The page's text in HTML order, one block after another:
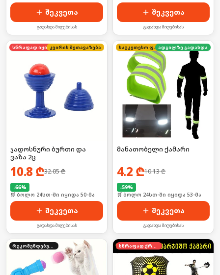
შეკვეთა
გადახდა მიღებისას
შეკვეთა
გადახდა მიღებისას
სწრაფად იყიდება
კვირის შეთავაზება
ჯადოსნური ბურთი და
ვაზა 2ც
10.8 ₾32.05₾
-66%
🛒 ბოლო 24სთ-ში იყიდა 50-მა
შეკვეთა
გადახდა მიღებისას
საუკეთესო ფასი ადგილზე გადახდა
მანათობელი ქამარი
4.2 ₾10.13₾
-59%
🛒 ბოლო 24სთ-ში იყიდა 53-მა
შეკვეთა
გადახდა მიღებისას
რეკომენდებული სწრაფად ქრება